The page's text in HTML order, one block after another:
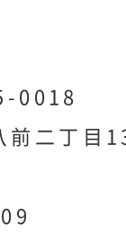
0018
前二丁